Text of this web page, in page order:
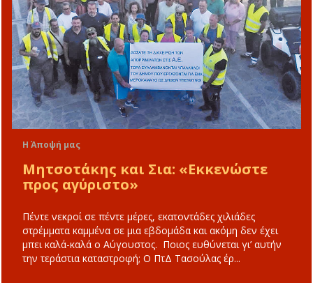
Η Άποψή μας
Μητσοτάκης και Σια: «Εκκενώστε
προς αγύριστο»
Πέντε νεκροί σε πέντε μέρες, εκατοντάδες χιλιάδες
στρέμματα καμμένα σε μια εβδομάδα και ακόμη δεν έχει
μπει καλά-καλά ο Αύγουστος. Ποιος ευθύνεται γι’ αυτήν
την τεράστια καταστροφή; Ο ΠτΔ Τασούλας έρ...